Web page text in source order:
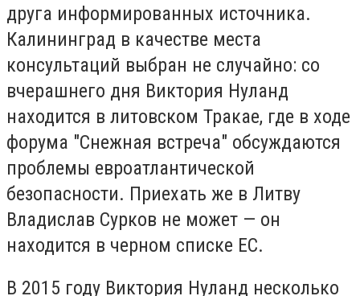
друга информированных источника.
Калининград в качестве места
консультаций выбран не случайно: со
вчерашнего дня Виктория Нуланд
находится в литовском Тракае, где в ходе
форума "Снежная встреча" обсуждаются
проблемы евроатлантической
безопасности. Приехать же в Литву
Владислав Сурков не может — он
находится в черном списке ЕС.
В 2015 году Виктория Нуланд несколько